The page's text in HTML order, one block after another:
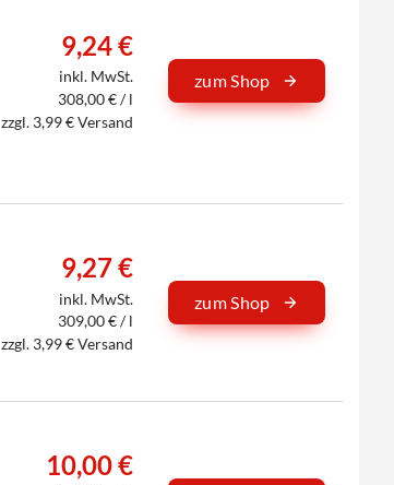
9,24 €
inkl. MwSt.
308,00 € / l
zzgl. 3,99 € Versand
zum Shop
9,27 €
inkl. MwSt.
309,00 € / l
zzgl. 3,99 € Versand
zum Shop
10,00 €